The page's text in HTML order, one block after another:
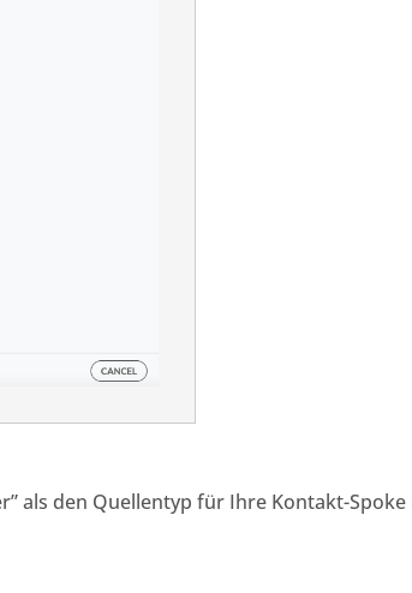
als den Quellentyp für Ihre Kontakt-Spoke